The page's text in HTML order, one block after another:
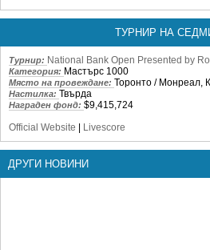
ТУРНИР НА
Турнир: National Bank Open Presented by
Категория: Мастърс 1000
Място на провеждане: Торонто / Монреал,
Настилка: Твърда
Награден фонд: $9,415,724
Official Website | Livescore
ДРУГИ НОВИНИ